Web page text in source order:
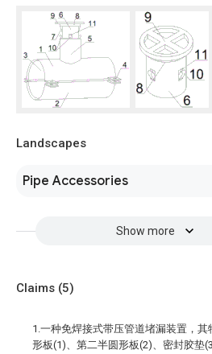
Landscapes
Pipe Accessories
Show more
Claims (5)
1.一种免焊接式带压管道堵漏装置，
形板(1)、第二半圆形板(2)、密封胶垫